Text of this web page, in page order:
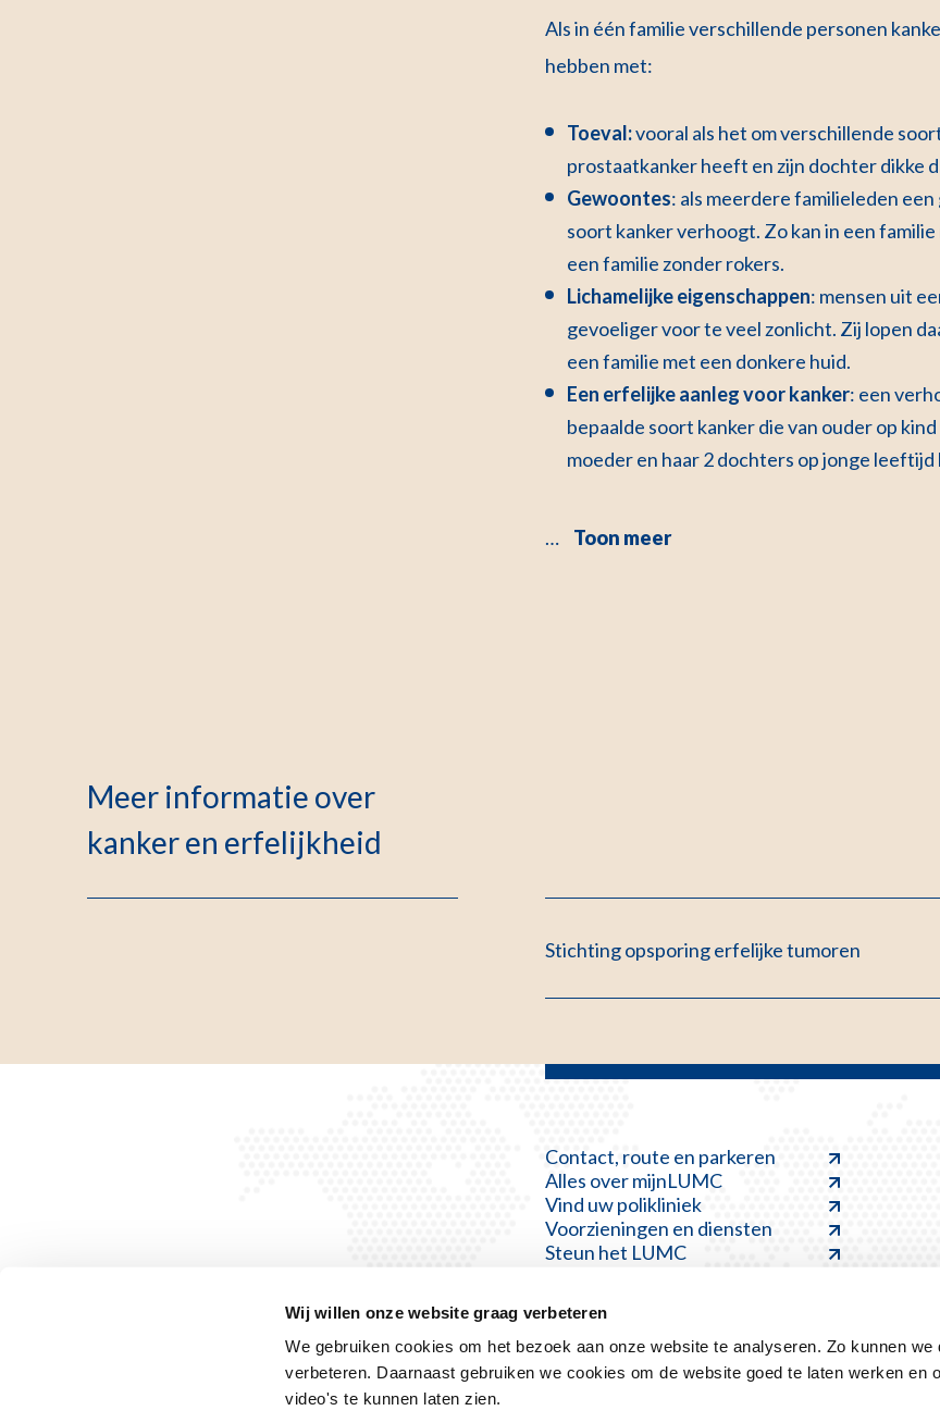
Wij willen onze website graag verbeteren
We gebruiken cookies om het bezoek aan onze website te analyseren. Zo kunnen we
verbeteren. Daarnaast gebruiken we cookies om de website goed te laten werken en
video's te kunnen laten zien.
Als in één familie verschillende personen
hebben met:
Toeval:vooral als het om verschillende
prostaatkanker heeft en zijn dochter dikke
Gewoontes: als meerdere familieleden
soort kanker verhoogt. Zo kan in een
een familie zonder rokers.
Lichamelijke eigenschappen: mensen uit
gevoeliger voor te veel zonlicht. Zij lopen
een familie met een donkere huid.
Een erfelijke aanleg voor kanker: een
bepaalde soort kanker die van ouder op
moeder en haar 2 dochters op jonge
… Toon meer
Meer informatie over
kanker en erfelijkheid
Stichting opsporing erfelijke tumoren
Contact, route en parkeren
Alles over mijnLUMC
Vind uw polikliniek
Voorzieningen en diensten
Steun het LUMC
PrivacyrechtenCookiebeleidDisclaimer